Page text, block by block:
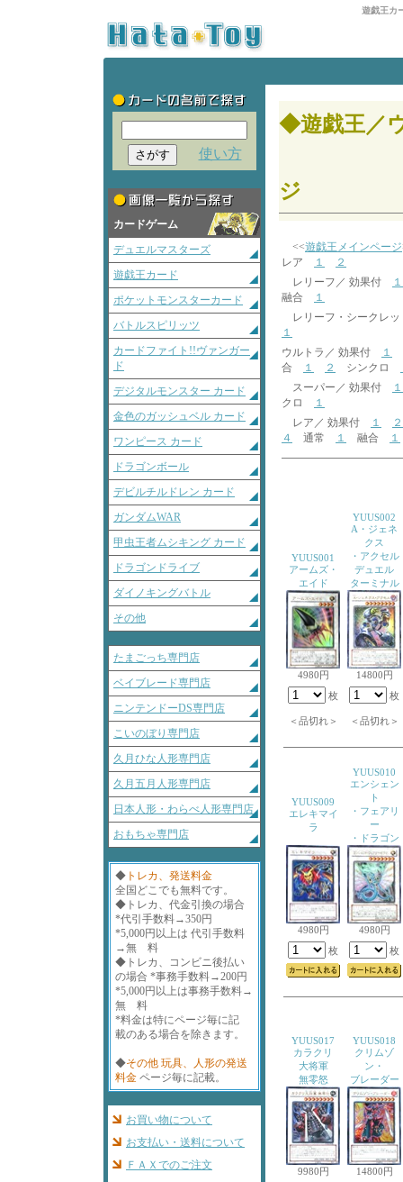
遊戯王カ
使い方
カードゲーム
デュエルマスターズ
遊戯王カード
ポケットモンスターカード
バトルスピリッツ
カードファイト!!ヴァンガー
ド
デジタルモンスター カード
金色のガッシュベル カード
ワンピース カード
ドラゴンボール
デビルチルドレン カード
ガンダムWAR
甲虫王者ムシキング カード
ドラゴンドライブ
ダイノキングバトル
その他
たまごっち専門店
ベイブレード専門店
ニンテンドーDS専門店
こいのぼり専門店
久月ひな人形専門店
久月五月人形専門店
日本人形・わらべ人形専門店
おもちゃ専門店
◆ トレカ、発送料金
全国どこでも無料です。
◆トレカ、代金引換の場合
*代引手数料→350円
*5,000円以上は 代引手数料
→無 料
◆トレカ、コンビニ後払い
の場合 *事務手数料→200円
*5,000円以上は事務手数料→
無 料
*料金は特にページ毎に記
載のある場合を除きます。
◆その他 玩具、人形の発送
料金 ページ毎に記載。
お買い物について
お支払い・送料について
ＦＡＸでのご注文
◆遊戯王／
ジ
<<遊戯王メインページ
レア
１
２
レリーフ／ 効果付
１
融合
１
レリーフ・シークレ
１
ウルトラ／ 効果付
１
合
１ ２ シンクロ
スーパー／ 効果付
１
クロ
１
レア／ 効果付
１
２
４
通常 １ 融合 １
YUUS001
アームズ・
エイド
4980円
枚
＜品切れ＞
YUUS002
A・ジェネ
クス
・アクセル
デュエル
ターミナル
14800円
枚
＜品切れ＞
YUUS009
エレキマイ
ラ
4980円
枚
YUUS010
エンシェン
ト
・フェアリ
ー
・ドラゴン
4980円
枚
YUUS017
カラクリ
大将軍
無零怒
9980円
YUUS018
クリムゾ
ン・
ブレーダー
14800円